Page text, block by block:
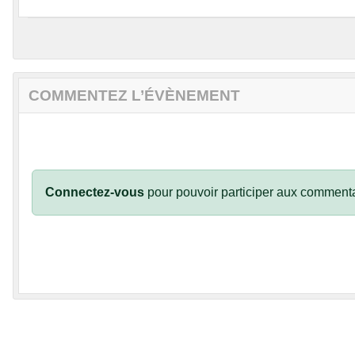
COMMENTEZ L’ÉVÈNEMENT
Connectez-vous pour pouvoir participer aux